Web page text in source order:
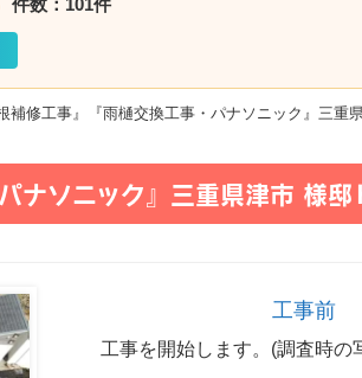
件数：101件
根補修工事』『雨樋交換工事・パナソニック』三重
ナソニック』三重県津市 様邸
工事前
工事を開始します。(調査時の